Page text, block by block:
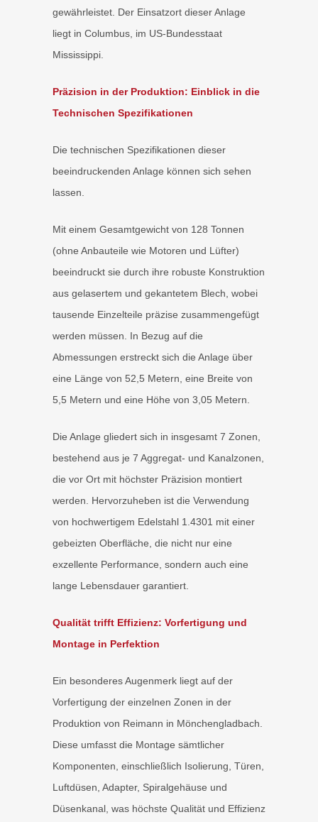
gewährleistet. Der Einsatzort dieser Anlage
liegt in Columbus, im US-Bundesstaat
Mississippi.
Präzision in der Produktion: Einblick in die
Technischen Spezifikationen
Die technischen Spezifikationen dieser
beeindruckenden Anlage können sich sehen
lassen.
Mit einem Gesamtgewicht von 128 Tonnen
(ohne Anbauteile wie Motoren und Lüfter)
beeindruckt sie durch ihre robuste Konstruktion
aus gelasertem und gekantetem Blech, wobei
tausende Einzelteile präzise zusammengefügt
werden müssen. In Bezug auf die
Abmessungen erstreckt sich die Anlage über
eine Länge von 52,5 Metern, eine Breite von
5,5 Metern und eine Höhe von 3,05 Metern.
Die Anlage gliedert sich in insgesamt 7 Zonen,
bestehend aus je 7 Aggregat- und Kanalzonen,
die vor Ort mit höchster Präzision montiert
werden. Hervorzuheben ist die Verwendung
von hochwertigem Edelstahl 1.4301 mit einer
gebeizten Oberfläche, die nicht nur eine
exzellente Performance, sondern auch eine
lange Lebensdauer garantiert.
Qualität trifft Effizienz: Vorfertigung und
Montage in Perfektion
Ein besonderes Augenmerk liegt auf der
Vorfertigung der einzelnen Zonen in der
Produktion von Reimann in Mönchengladbach.
Diese umfasst die Montage sämtlicher
Komponenten, einschließlich Isolierung, Türen,
Luftdüsen, Adapter, Spiralgehäuse und
Düsenkanal, was höchste Qualität und Effizienz